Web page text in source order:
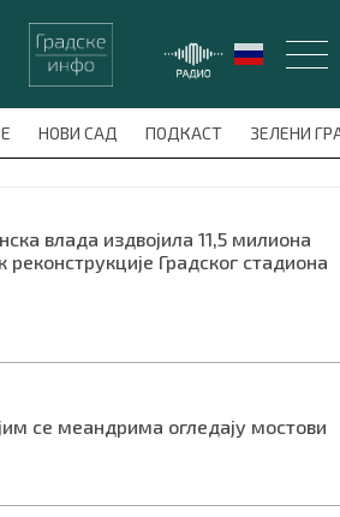
НОВИ САД ПОДКАСТ ЗЕЛЕНИ
wp_filter_object_list(
влада издвојила 11,5 милиона
Градског стадиона
се меандрима огледају мостови